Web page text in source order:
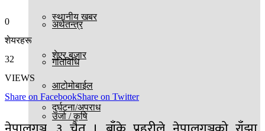
अर्थतन्त्र
शेएर बजार
आटोमोबाईल
उर्जा / कृषि
स्थानीय खबर
गतिविधि
दुर्घटना/अपराध
0
शेयरहरू
32
VIEWS
Share on FacebookShare on Twitter